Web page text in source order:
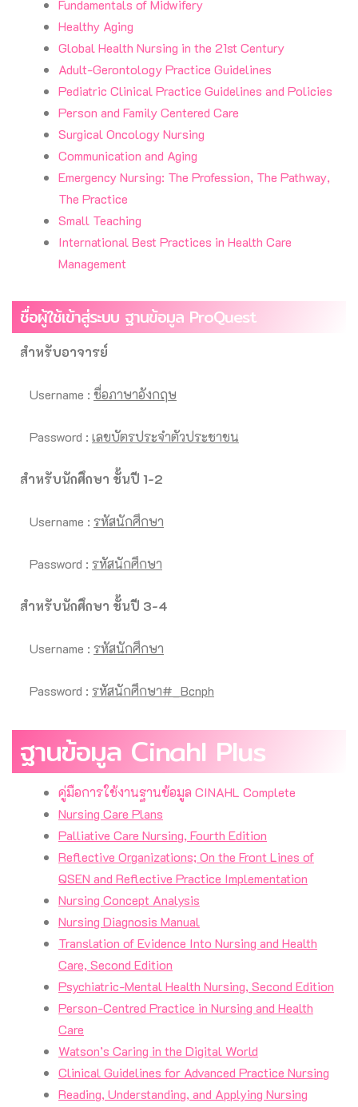
Fundamentals of Midwifery
Healthy Aging
Global Health Nursing in the 21st Century
Adult-Gerontology Practice Guidelines
Pediatric Clinical Practice Guidelines and Policies
Person and Family Centered Care
Surgical Oncology Nursing
Communication and Aging
Emergency Nursing: The Profession, The Pathway,
The Practice
Small Teaching
International Best Practices in Health Care
Management
ชื่อผู้ใช้เข้าสู่ระบบ ฐานข้อมูล ProQuest
สำหรับอาจารย์
Username : ชื่อภาษาอังกฤษ
Password : เลขบัตรประจำตัวประชาชน
สำหรับนักศึกษา ชั้นปี 1-2
Username : รหัสนักศึกษา
Password : รหัสนักศึกษา
สำหรับนักศึกษา ชั้นปี 3-4
Username : รหัสนักศึกษา
Password : รหัสนักศึกษา#_Bcnph
ฐานข้อมูล Cinahl Plus
คู่มือการใช้งานฐานข้อมูล CINAHL Complete
Nursing Care Plans
Palliative Care Nursing, Fourth Edition
Reflective Organizations; On the Front Lines of
QSEN and Reflective Practice Implementation
Nursing Concept Analysis
Nursing Diagnosis Manual
Translation of Evidence Into Nursing and Health
Care, Second Edition
Psychiatric-Mental Health Nursing, Second Edition
Person-Centred Practice in Nursing and Health
Care
Watson’s Caring in the Digital World
Clinical Guidelines for Advanced Practice Nursing
Reading, Understanding, and Applying Nursing